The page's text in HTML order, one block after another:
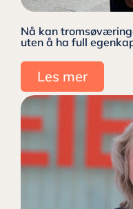
Nå kan
uten å ha full
Les mer